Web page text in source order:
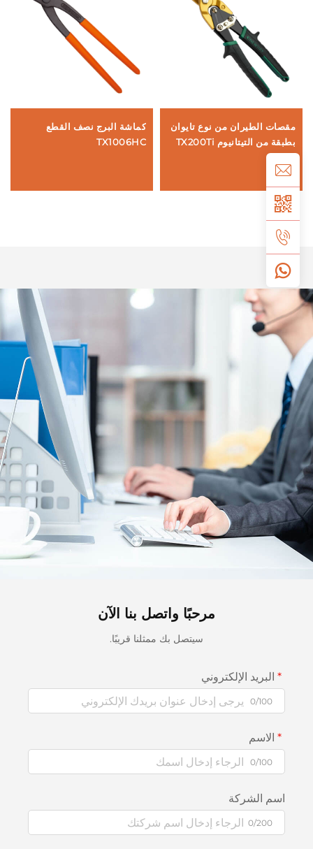
مقصات الطيران من نوع تايوان
بطبقة من التيتانيوم TX200Ti
كماشة البرج نصف القطع
TX1006HC
مرحبًا واتصل بنا الآن
سيتصل بك ممثلنا قريبًا.
البريد الإلكتروني
0/100
الاسم
0/100
اسم الشركة
0/200